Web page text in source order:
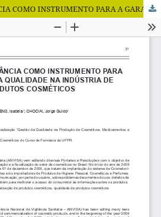
A COSMETOVIGILÂNCIA COMO INSTRUMENTO PARA A GARANTIA DA QUALIDADE NA INDÚSTRIA DE PRODUTOS COSMÉTICOS